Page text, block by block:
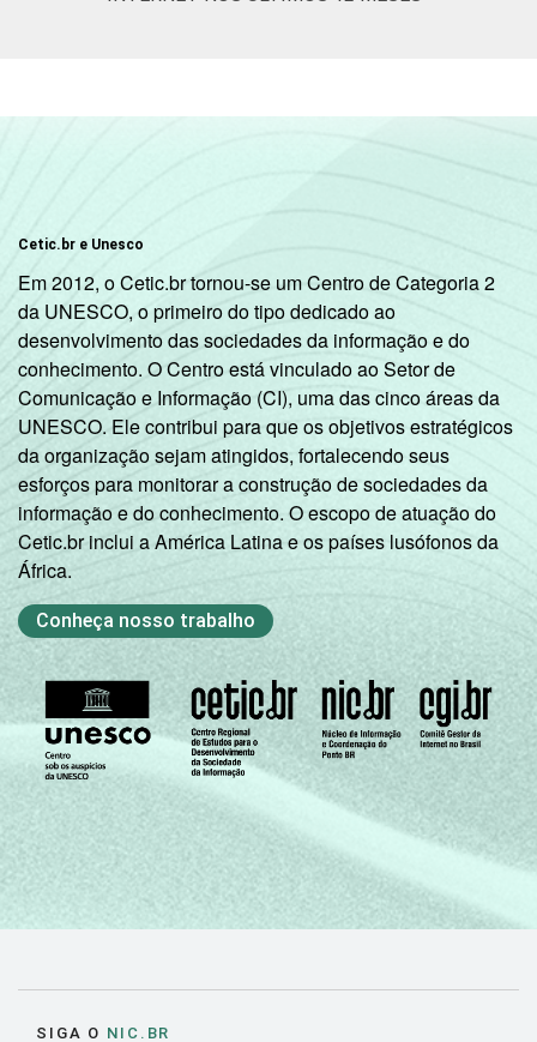
Cetic.br e Unesco
Em 2012, o Cetic.br tornou-se um Centro de Categoria 2
da UNESCO, o primeiro do tipo dedicado ao
desenvolvimento das sociedades da informação e do
conhecimento. O Centro está vinculado ao Setor de
Comunicação e Informação (CI), uma das cinco áreas da
UNESCO. Ele contribui para que os objetivos estratégicos
da organização sejam atingidos, fortalecendo seus
esforços para monitorar a construção de sociedades da
informação e do conhecimento. O escopo de atuação do
Cetic.br inclui a América Latina e os países lusófonos da
África.
Conheça nosso trabalho
SIGA O NIC.BR